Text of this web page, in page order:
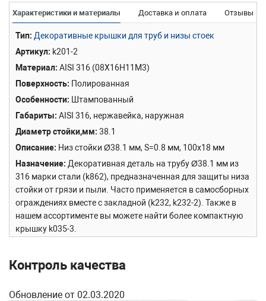
Характеристики и материалы Доставка и оплата Отзывы
Тип Декоративные крышки для труб и низы стоек
Артикул k201-2
Материал AISI 316 (08Х16Н11М3)
Поверхность Полированная
Особенности
Штампованный
Габариты AISI 316, нержавейка, наружная
Диаметр стойки,мм 38.1
Описание Низ стойки Ø38.1 мм, S=0.8 мм, 100х18 мм
Назначение Декоративная деталь на трубу Ø38.1 мм из
316 марки стали (k862), предназначенная для защиты низа
стойки от грязи и пыли. Часто применяется в самосборных
ограждениях вместе с закладной (k232, k232-2). Также в
нашем ассортименте вы можете найти более компактную
крышку k035-3.
Сборка и установка
Не имеет никакого крепления на
стойке, просто надевается на трубу и свободно скользит
Контроль качества
Обновление от 02.03.2020